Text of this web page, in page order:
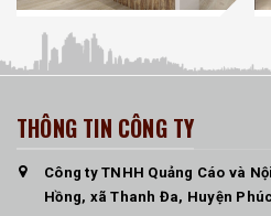
THÔNG TIN CÔNG TY
Công ty TNHH Quảng Cáo và
Hồng, xã Thanh Đa, Huyện